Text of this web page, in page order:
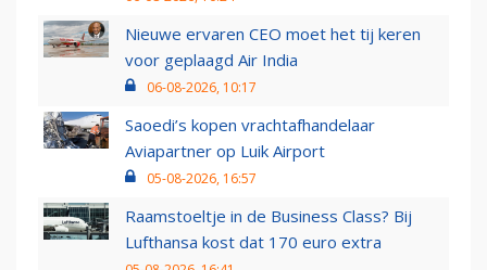
Nieuwe ervaren CEO moet het tij keren
voor geplaagd Air India
06-08-2026, 10:17
Saoedi’s kopen vrachtafhandelaar
Aviapartner op Luik Airport
05-08-2026, 16:57
Raamstoeltje in de Business Class? Bij
Lufthansa kost dat 170 euro extra